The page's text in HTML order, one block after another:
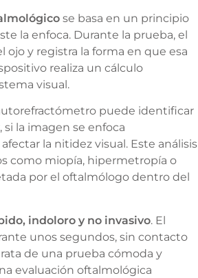
se basa en un principio
la enfoca. Durante la prueba, el
y registra la forma en que esa
realiza un cálculo
visual.
puede identificar
la imagen se enfoca
la nitidez visual. Este análisis
como miopía, hipermetropía o
por el oftalmólogo dentro del
indoloro y no invasivo. El
unos segundos, sin contacto
de una prueba cómoda y
evaluación oftalmológica